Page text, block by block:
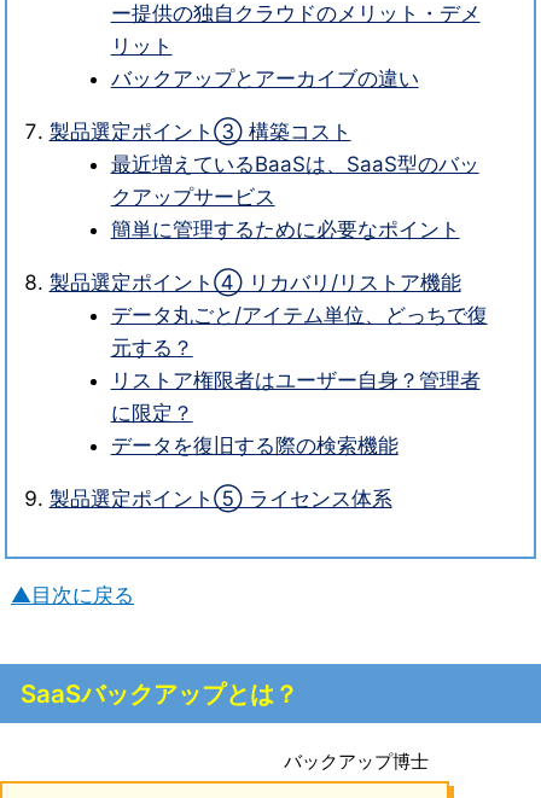
ー提供の独自クラウドのメリット・デメ
リット
バックアップとアーカイブの違い
製品選定ポイント③ 構築コスト
最近増えているBaaSは、SaaS型のバッ
クアップサービス
簡単に管理するために必要なポイント
製品選定ポイント④ リカバリ/リストア機能
データ丸ごと/アイテム単位、どっちで復
元する？
リストア権限者はユーザー自身？管理者
に限定？
データを復旧する際の検索機能
製品選定ポイント⑤ ライセンス体系
▲目次に戻る
SaaSバックアップとは？
バックアップ博士